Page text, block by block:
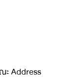
ะ Address